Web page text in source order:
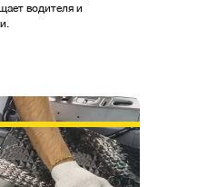
водителя и